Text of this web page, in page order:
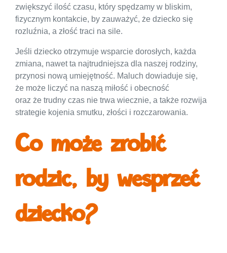
zwiększyć ilość czasu, który spędzamy w bliskim,
fizycznym kontakcie, by zauważyć, że dziecko się
rozluźnia, a złość traci na sile.
Jeśli dziecko otrzymuje wsparcie dorosłych, każda
zmiana, nawet ta najtrudniejsza dla naszej rodziny,
przynosi nową umiejętność. Maluch dowiaduje się,
że może liczyć na naszą miłość i obecność
oraz że trudny czas nie trwa wiecznie, a także rozwija
strategie kojenia smutku, złości i rozczarowania.
Co może zrobić
rodzic, by wesprzeć
dziecko?